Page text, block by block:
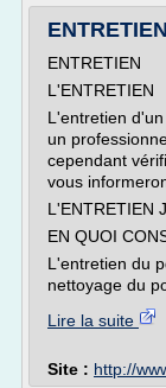
ENTRETIEN
L'ENTRETIEN
L'entretien
un
cependant
vous
L'ENTRETIEN
EN QUOI
L'entretien du
nettoyage du
Lire la suite
Site : http://